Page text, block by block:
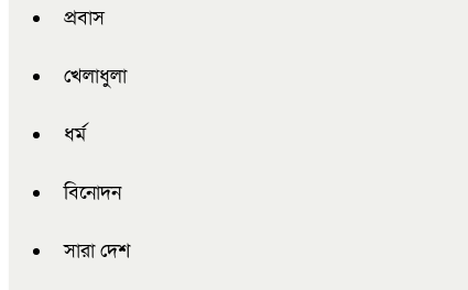
প্রবাস
খেলাধুলা
ধর্ম
বিনোদন
সারা দেশ